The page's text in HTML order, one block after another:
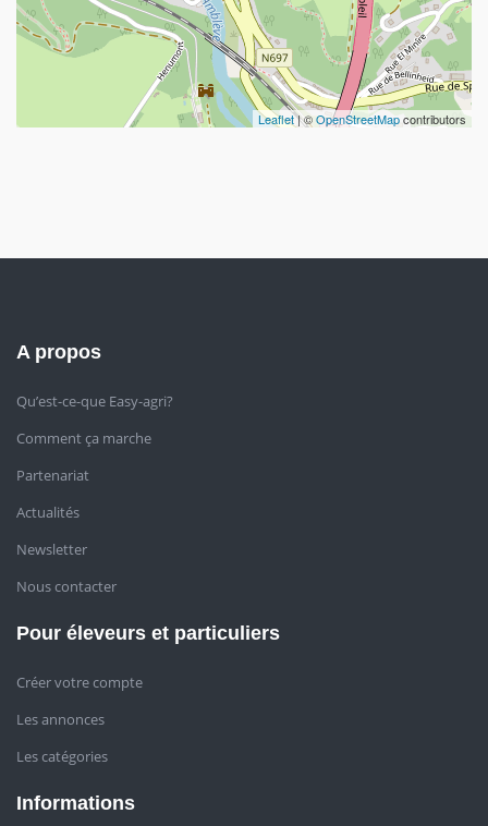
Leaflet| ©OpenStreetMapcontributors
A propos
Qu’est-ce-que Easy-agri?
Comment ça marche
Partenariat
Actualités
Newsletter
Nous contacter
Pour éleveurs et particuliers
Créer votre compte
Les annonces
Les catégories
Informations